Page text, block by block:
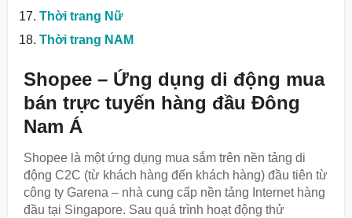
Thời trang Nữ
Thời trang NAM
Shopee – Ứng dụng di động mua
bán trực tuyến hàng đầu Đông
Nam Á
Shopee là một ứng dụng mua sắm trên nền tảng di
động C2C (từ khách hàng đến khách hàng) đầu tiên từ
công ty Garena – nhà cung cấp nền tảng Internet hàng
đầu tại Singapore. Sau quá trình hoạt động thử